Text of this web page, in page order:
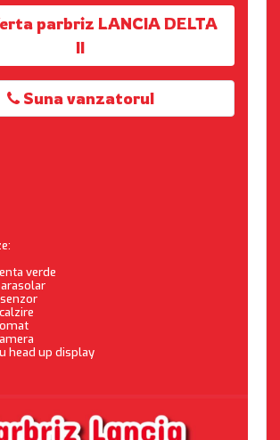
parbriz LANCIA DELTA
II
Suna vanzatorul
verde
head up display